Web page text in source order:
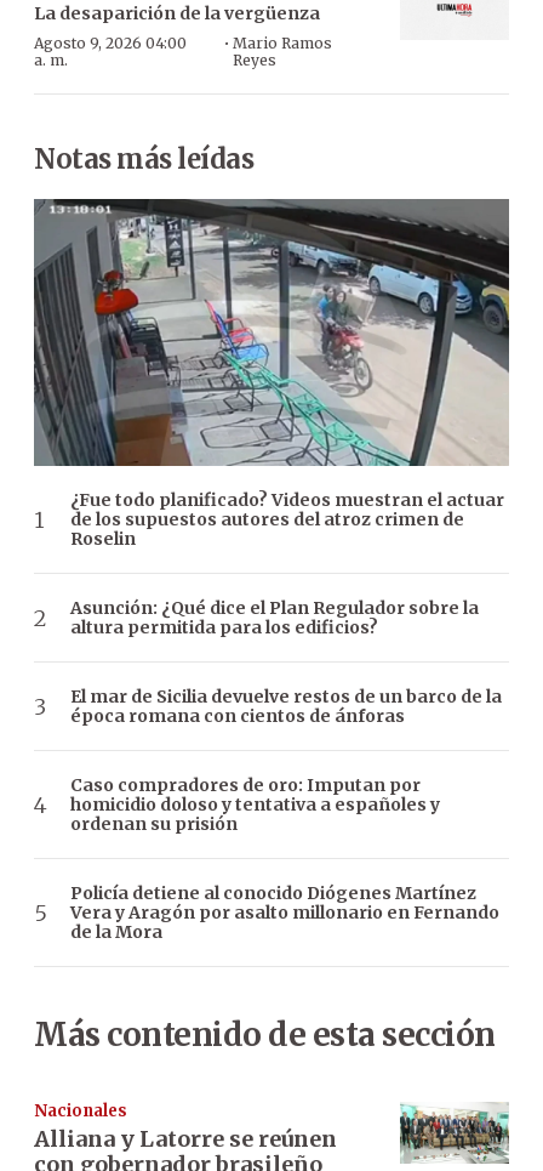
La desaparición de la vergüenza
Agosto 9, 2026 04:00
a. m.
· Mario Ramos
Reyes
Notas más leídas
¿Fue todo planificado? Videos muestran el actuar
de los supuestos autores del atroz crimen de
Roselin
Asunción: ¿Qué dice el Plan Regulador sobre la
altura permitida para los edificios?
El mar de Sicilia devuelve restos de un barco de la
época romana con cientos de ánforas
Caso compradores de oro: Imputan por
homicidio doloso y tentativa a españoles y
ordenan su prisión
Policía detiene al conocido Diógenes Martínez
Vera y Aragón por asalto millonario en Fernando
de la Mora
Más contenido de esta sección
Nacionales
Alliana y Latorre se reúnen
con gobernador brasileño